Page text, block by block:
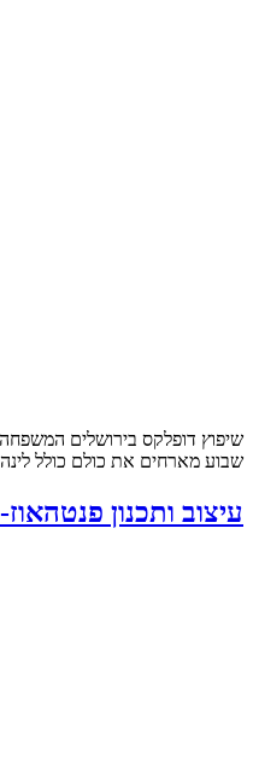
שבוע מארחים את כולם כולל
עיצוב ותכנון